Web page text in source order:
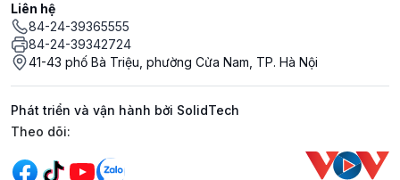
Liên hệ
84-24-39365555
84-24-39342724
41-43 phố Bà Triệu, phường Cửa Nam, TP. Hà Nội
Phát triển và vận hành bởi SolidTech
Mạng xã hội
Theo dõi: